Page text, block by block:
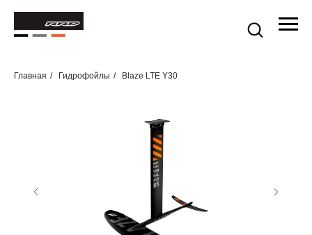
Главная / Гидрофойлы / Blaze LTE Y30